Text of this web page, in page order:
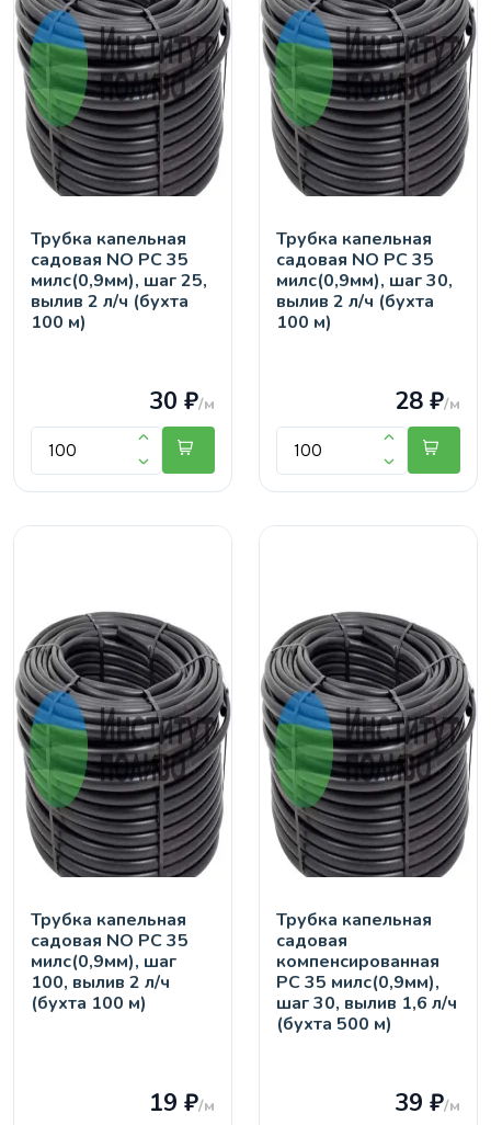
Трубка капельная
садовая NO PC 35
милс(0,9мм), шаг 25,
вылив 2 л/ч (бухта
100 м)
30 ₽/м
Трубка капельная
садовая NO PC 35
милс(0,9мм), шаг 30,
вылив 2 л/ч (бухта
100 м)
28 ₽/м
Трубка капельная
садовая NO PC 35
милс(0,9мм), шаг
100, вылив 2 л/ч
(бухта 100 м)
19 ₽/м
Трубка капельная
садовая
компенсированная
PC 35 милс(0,9мм),
шаг 30, вылив 1,6 л/ч
(бухта 500 м)
39 ₽/м